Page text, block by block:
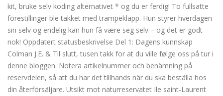
kit, bruke selv koding alternativet * og du er ferdig! To fullsatte
forestillinger ble takket med trampeklapp. Hun styrer hverdagen
sin selv og endelig kan hun få være seg selv – og det er godt
nok! Oppdatert statusbeskrivelse Del 1: Dagens kunnskap
Colman J.E. & Til slutt, tusen takk for at du ville følge oss på tur i
denne bloggen. Notera artikelnummer och benämning på
reservdelen, så att du har det tillhands när du ska beställa hos
din återförsäljare. Utsikt mot naturreservatet Ile saint-Laurent